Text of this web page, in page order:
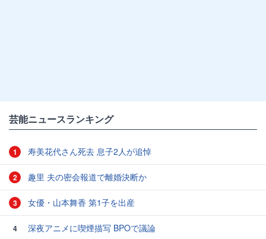
芸能ニュースランキング
1 寿美花代さん死去 息子2人が追悼
2 趣里 夫の密会報道で離婚決断か
3 女優・山本舞香 第1子を出産
4 深夜アニメに喫煙描写 BPOで議論